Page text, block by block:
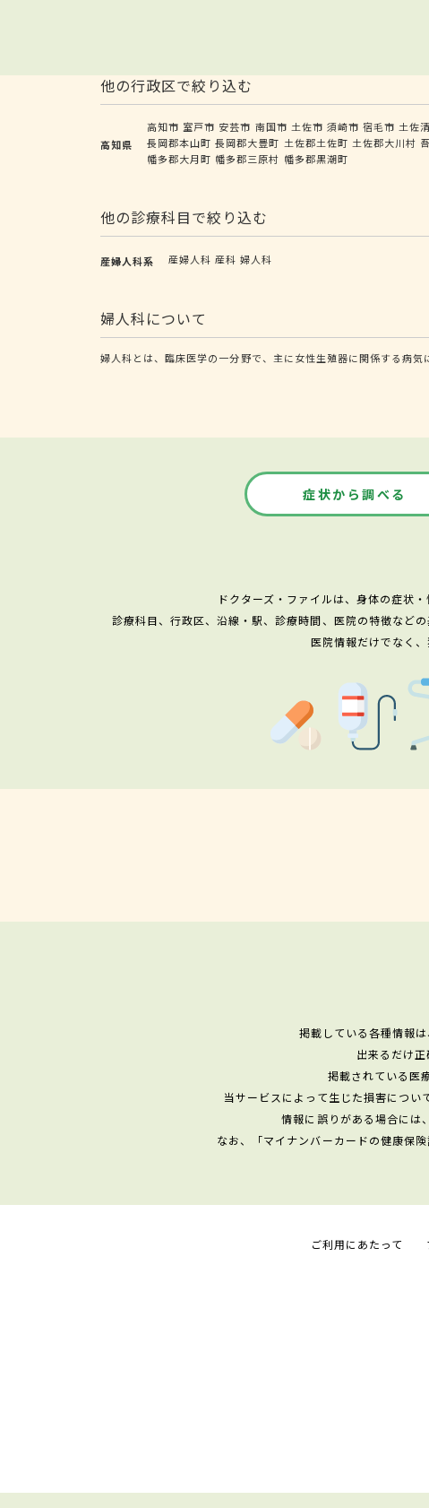
他の行政区で絞り込む
高知県
高知市 室戸市 安芸市 南国市 土佐市 須崎市 宿毛市 土佐
長岡郡本山町 長岡郡大豊町 土佐郡土佐町 土佐郡大川村
幡多郡大月町 幡多郡三原村 幡多郡黒潮町
他の診療科目で絞り込む
産婦人科系 産婦人科 産科 婦人科
婦人科について
婦人科とは、臨床医学の一分野で、主に女性生殖器に関係する病気
症状から調べる
ドクターズ・ファイルは、身体の症状
診療科目、行政区、沿線・駅、診療時間、医院の特徴など
医院情報だけでなく
掲載している各種情報
出来るだけ
掲載されている医
当サービスによって生じた損害につい
情報に誤りがある場合には
なお、「マイナンバーカードの健康保
ご利用にあたって